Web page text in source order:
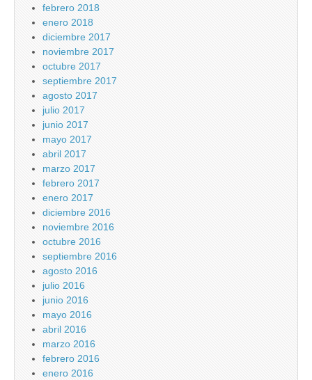
febrero 2018
enero 2018
diciembre 2017
noviembre 2017
octubre 2017
septiembre 2017
agosto 2017
julio 2017
junio 2017
mayo 2017
abril 2017
marzo 2017
febrero 2017
enero 2017
diciembre 2016
noviembre 2016
octubre 2016
septiembre 2016
agosto 2016
julio 2016
junio 2016
mayo 2016
abril 2016
marzo 2016
febrero 2016
enero 2016